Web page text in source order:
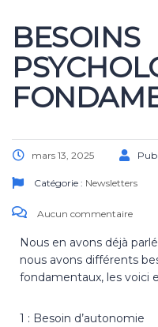
BESOINS
mars 13, 2025
Catégorie : Newsletters
Aucun commentaire
Nous en avons déjà
nous avons différents
fondamentaux, les voici
1 : Besoin d’autonomie